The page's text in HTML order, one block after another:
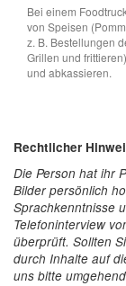
Bei einem
von Speisen
z. B. Bestellungen
Grillen und
und abkassieren.
Rechtlicher
Die Person hat ihr
Bilder persönlich
Sprachkenntnisse
Telefoninterview
überprüft. Sollten
durch Inhalte auf
uns bitte